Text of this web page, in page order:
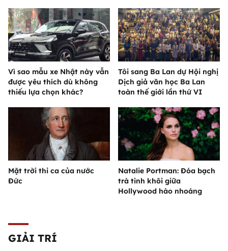
Vì sao mẫu xe Nhật này vẫn
được yêu thích dù không
thiếu lựa chọn khác?
Tôi sang Ba Lan dự Hội nghị
Dịch giả văn học Ba Lan
toàn thế giới lần thứ VI
Mặt trời thi ca của nước
Đức
Natalie Portman: Đóa bạch
trà tinh khôi giữa
Hollywood hào nhoáng
GIẢI TRÍ